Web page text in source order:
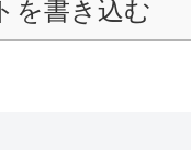
を書き込む